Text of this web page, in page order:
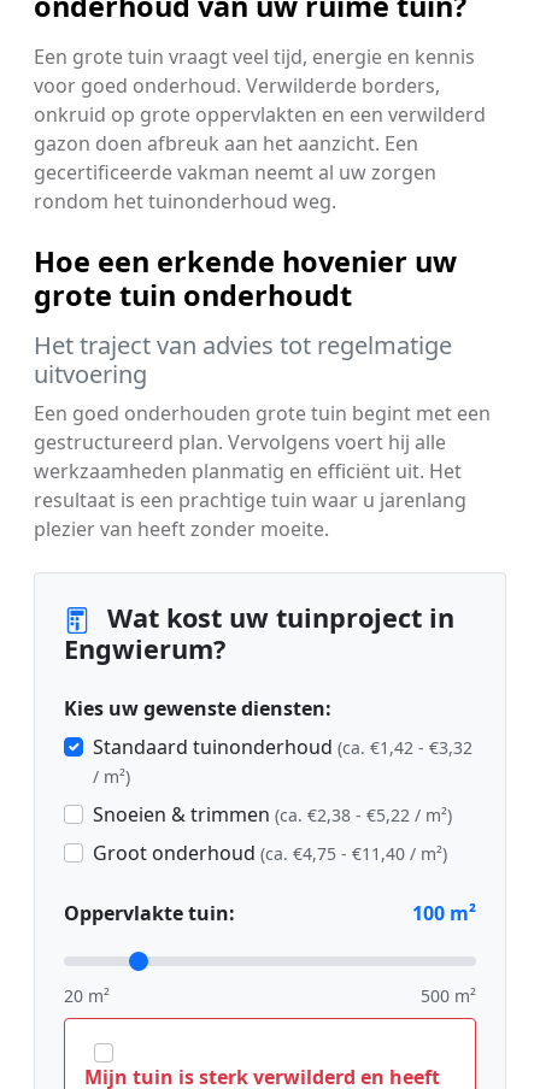
Een grote tuin vraagt veel tijd, energie en kennis
voor goed onderhoud. Verwilderde borders,
onkruid op grote oppervlakten en een verwilderd
gazon doen afbreuk aan het aanzicht. Een
gecertificeerde vakman neemt al uw zorgen
rondom het tuinonderhoud weg.
Hoe een erkende hovenier uw
grote tuin onderhoudt
Het traject van advies tot regelmatige
uitvoering
Een goed onderhouden grote tuin begint met een
gestructureerd plan. Vervolgens voert hij alle
werkzaamheden planmatig en efficiënt uit. Het
resultaat is een prachtige tuin waar u jarenlang
plezier van heeft zonder moeite.
Wat kost uw tuinproject in
Engwierum?
Kies uw gewenste diensten:
Standaard tuinonderhoud (ca. €1,42 - €3,32
/ m²)
Snoeien & trimmen (ca. €2,38 - €5,22 / m²)
Groot onderhoud (ca. €4,75 - €11,40 / m²)
Oppervlakte tuin: 100 m²
20 m² 500 m²
Mijn tuin is sterk verwilderd en heeft